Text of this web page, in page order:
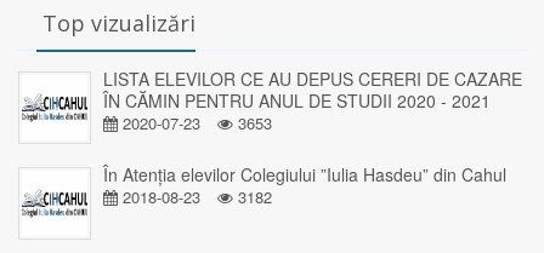
Top vizualizări
LISTA ELEVILOR CE AU DEPUS CERERI DE CAZARE
ÎN CĂMIN PENTRU ANUL DE STUDII 2020 - 2021
2020-07-23 3653
În Atenția elevilor Colegiului ”Iulia Hasdeu” din Cahul
2018-08-23 3182